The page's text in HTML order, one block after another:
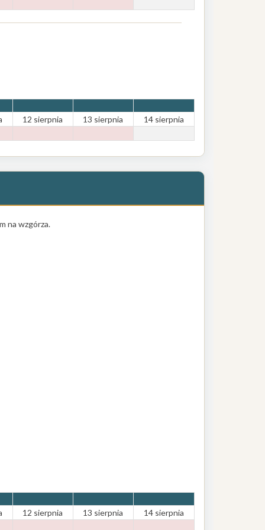
12 sierpnia 13 sierpnia 14 sierpnia
na wzgórza.
12 sierpnia 13 sierpnia 14 sierpnia